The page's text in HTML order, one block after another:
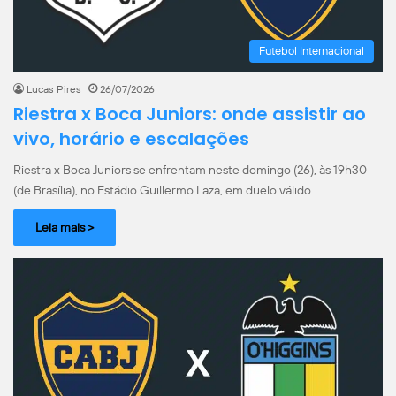
Futebol Internacional
Lucas Pires 26/07/2026
Riestra x Boca Juniors: onde assistir ao
vivo, horário e escalações
Riestra x Boca Juniors se enfrentam neste domingo (26), às 19h30
(de Brasília), no Estádio Guillermo Laza, em duelo válido…
Leia mais >